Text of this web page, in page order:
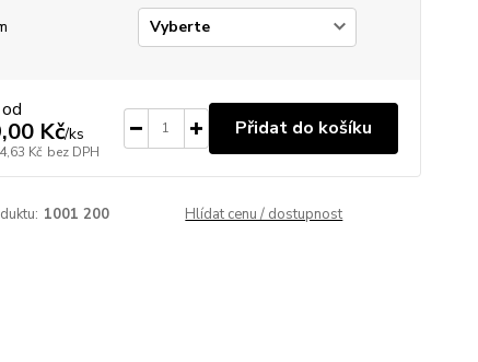
Kč/ks
Kč bez DPH
Přidat do košíku
1001 200 Hlídat cenu / dostupnost